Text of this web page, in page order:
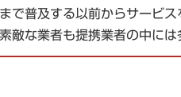
で普及する以前からサービ
な業者も提携業者の中には